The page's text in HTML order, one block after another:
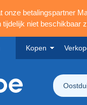
onze betalingspartner
niet beschikbaar
Kopen